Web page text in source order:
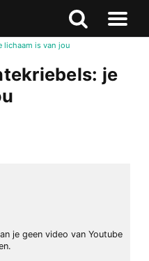
Zoeken
Naar
lichaam is van jou
je
je geen video van Youtube
Zoeken